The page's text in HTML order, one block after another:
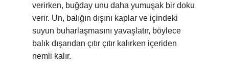
verirken, buğday unu daha yumuşak bir doku
verir. Un, balığın dışını kaplar ve içindeki
suyun buharlaşmasını yavaşlatır, böylece
balık dışarıdan çıtır çıtır kalırken içeriden
nemli kalır.